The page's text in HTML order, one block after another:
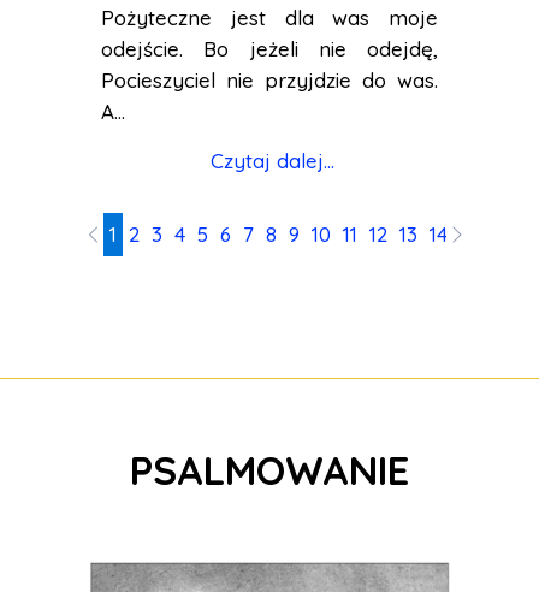
Pożyteczne jest dla was moje
odejście. Bo jeżeli nie odejdę,
Pocieszyciel nie przyjdzie do was.
A...
Czytaj dalej...
1 2 3 4 5 6 7 8 9 10 11 12 13 14 15
PSALMOWANIE